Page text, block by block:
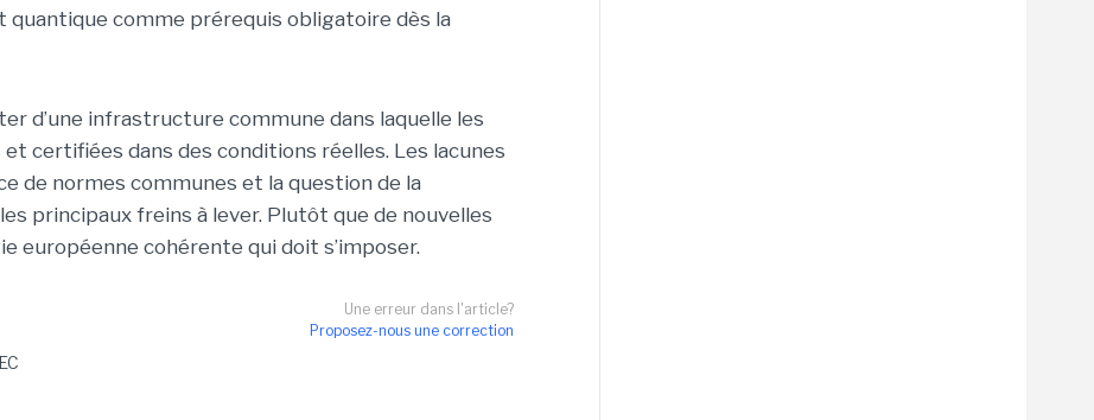
comme prérequis obligatoire dès la
d’une infrastructure commune dans laquelle les
certifiées dans des conditions réelles. Les lacunes
de normes communes et la question de la
principaux freins à lever. Plutôt que de nouvelles
européenne cohérente qui doit s’imposer.
Une erreur dans l'article?
Proposez-nous une correction